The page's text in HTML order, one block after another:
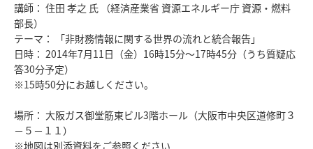
講師： 住田 孝之 氏 （経済産業省 資源エネルギー庁 資源・燃料
部長）
テーマ： 「非財務情報に関する世界の流れと統合報告」
日時： 2014年7月11日（金）16時15分～17時45分（うち質疑応
答30分予定）
※15時50分にお越しください。
場所： 大阪ガス御堂筋東ビル3階ホール（大阪市中央区道修町３
－５－１１）
※地図は別添資料をご参照ください